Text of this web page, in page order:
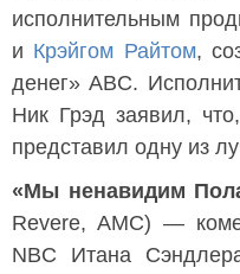
исполнительным
и Крэйгом Райтом,
денег» ABC.
Ник Грэд заявил,
представил одну из
«Мы ненавидим
Revere, AMC) —
NBC Итана